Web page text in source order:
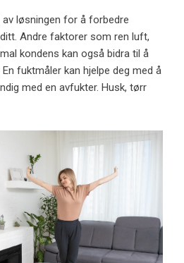
løsningen for å forbedre
Andre faktorer som ren luft,
kondens kan også bidra til å
fuktmåler kan hjelpe deg med å
med en avfukter. Husk, tørr